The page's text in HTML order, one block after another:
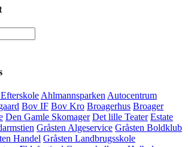
AhlmannsparkenAutocentrum
Bov IF Bov Kro Broagerhus Broager
Den Gamle Skomager Det lille Teater Estate
Gråsten Algeservice Gråsten Boldklub
Handel Gråsten Landbrugsskole